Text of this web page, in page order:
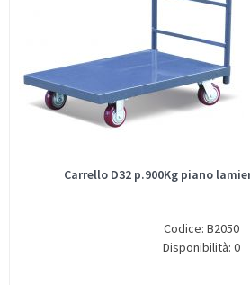
Carrello D32 p.900Kg piano
Codice: B2050
Disponibilità: 0